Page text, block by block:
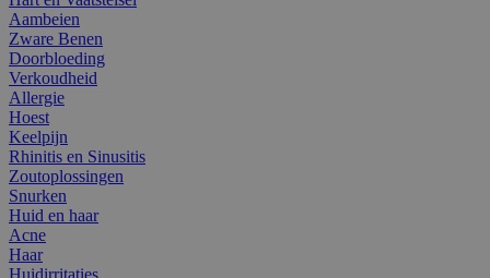
Aambeien
Zware Benen
Doorbloeding
Verkoudheid
Allergie
Hoest
Keelpijn
Rhinitis en Sinusitis
Zoutoplossingen
Snurken
Huid en haar
Acne
Haar
Huidirritaties